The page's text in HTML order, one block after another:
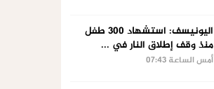
اليونيسف: استشهاد 300 طفل
منذ وقف إطلاق النار في ...
أمس الساعة 07:43